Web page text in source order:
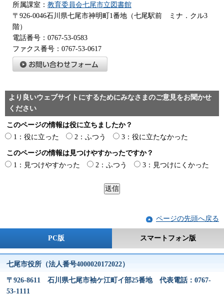
所属課室： 教育委員会七尾市立図書館
〒926-0046石川県七尾市神明町1番地（七尾駅前 ミナ．クル3
階）
電話番号：0767-53-0583
ファクス番号：0767-53-0617
より良いウェブサイトにするためにみなさまのご意見をお聞かせ
ください
このページの情報は役に立ちましたか？
1：役に立った
2：ふつう 3：役に立たなかった
このページの情報は見つけやすかったですか？
1：見つけやすかった
2：ふつう 3：見つけにくかった
ページの先頭へ戻る
PC版 スマートフォン版
七尾市役所（法人番号4000020172022）
〒926-8611 石川県七尾市袖ケ江町イ部25番地 代表電話：0767-
53-1111